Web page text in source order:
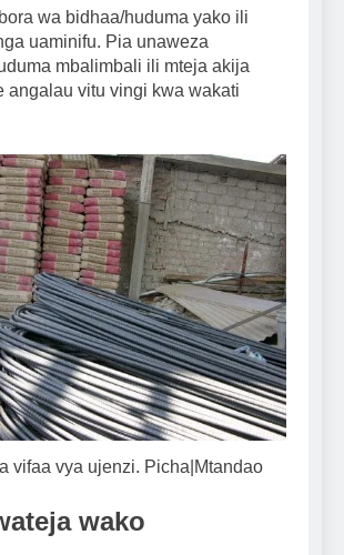
wa bidhaa/huduma yako ili
uaminifu. Pia unaweza
mbalimbali ili mteja akija
angalau vitu vingi kwa wakati
vifaa vya ujenzi. Picha|Mtandao
wako